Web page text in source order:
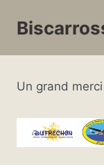
Un grand